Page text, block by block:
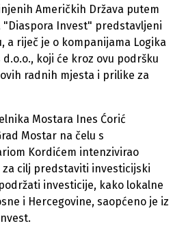
Američkih Država putem
"Diaspora Invest" predstavljeni
a riječ je o kompanijama Logika
d.o.o., koji će kroz ovu podršku
radnih mjesta i prilike za
Mostara Ines Ćorić
Mostar na čelu s
Kordićem intenzivirao
cilj predstaviti investicijski
investicije, kako lokalne
i Hercegovine, saopćeno je iz